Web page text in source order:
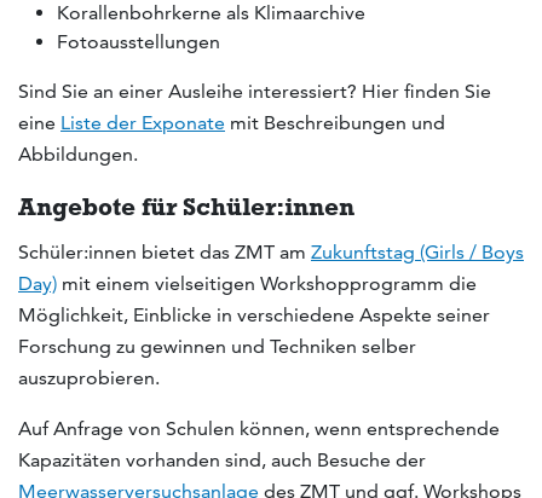
Korallenbohrkerne als Klimaarchive
Fotoausstellungen
Sind Sie an einer Ausleihe interessiert? Hier finden Sie
eine Liste der Exponate mit Beschreibungen und
Abbildungen.
Angebote für Schüler:innen
Schüler:innen bietet das ZMT am Zukunftstag (Girls / Boys
Day) mit einem vielseitigen Workshopprogramm die
Möglichkeit, Einblicke in verschiedene Aspekte seiner
Forschung zu gewinnen und Techniken selber
auszuprobieren.
Auf Anfrage von Schulen können, wenn entsprechende
Kapazitäten vorhanden sind, auch Besuche der
Meerwasserversuchsanlage des ZMT und ggf. Workshops